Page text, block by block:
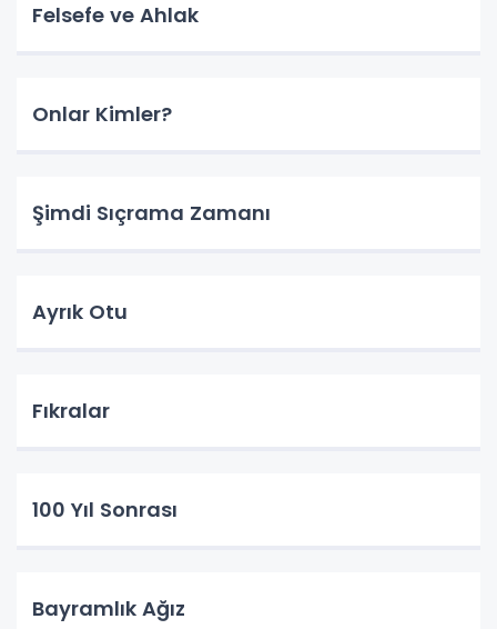
Felsefe ve Ahlak
Onlar Kimler?
Şimdi Sıçrama Zamanı
Ayrık Otu
Fıkralar
100 Yıl Sonrası
Bayramlık Ağız